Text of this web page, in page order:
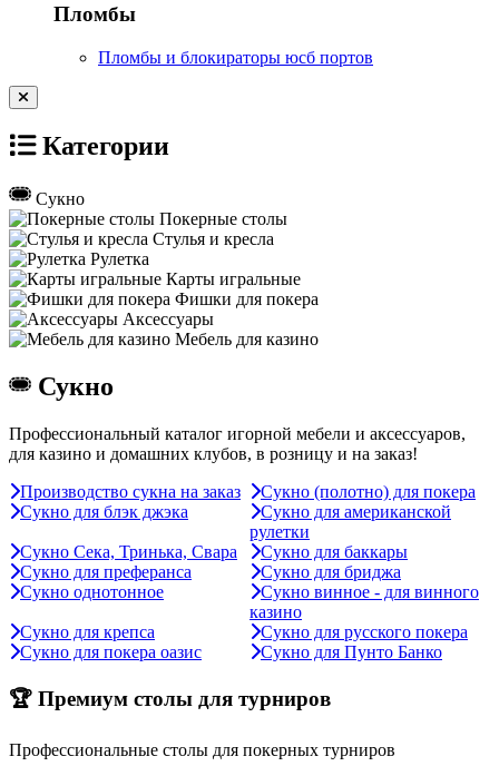
Пломбы
Пломбы и блокираторы юсб портов
Категории
Сукно
Покерные столы
Стулья и кресла
Рулетка
Карты игральные
Фишки для покера
Аксессуары
Мебель для казино
Сукно
Профессиональный каталог игорной мебели и аксессуаров,
для казино и домашних клубов, в розницу и на заказ!
Производство сукна на заказ
Сукно (полотно) для покера
Сукно для блэк джэка
Сукно для американской
рулетки
Сукно Сека, Тринька, Свара
Сукно для баккары
Сукно для преферанса
Сукно для бриджа
Сукно однотонное
Сукно винное - для винного
казино
Сукно для крепса
Сукно для русского покера
Сукно для покера оазис
Сукно для Пунто Банко
🏆 Премиум столы для турниров
Профессиональные столы для покерных турниров